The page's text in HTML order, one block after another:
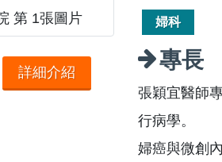
詳細介紹
婦科
專長
張穎宜醫師
行病學。
婦癌與微創